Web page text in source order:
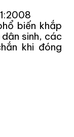
biến khắp
sinh, các
khi đóng